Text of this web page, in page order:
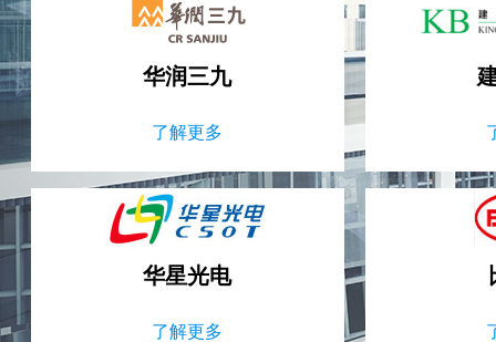
华润三九
了解更多
华星光电
了解更多